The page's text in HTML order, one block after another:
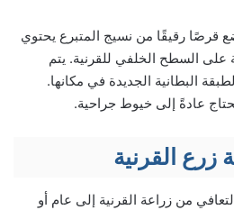
قرصًا رقيقًا من نسيج المتبرع يحتوي
على السطح الخلفي للقرنية. يتم
البطانية الجديدة في مكانها.
عادةً إلى خيوط جراحية.
زرع القرنية
من زراعة القرنية إلى عام أو